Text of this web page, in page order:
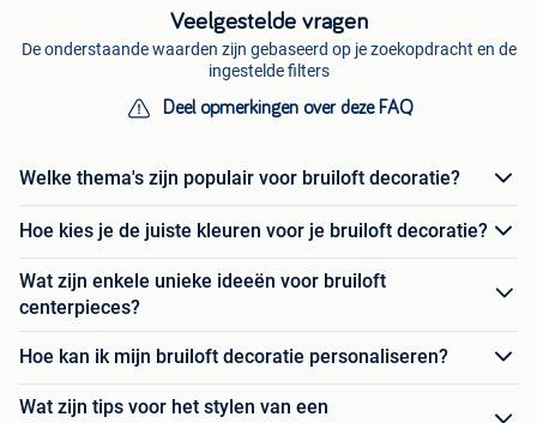
Veelgestelde vragen
De onderstaande waarden zijn gebaseerd op je zoekopdracht en de
ingestelde filters
Deel opmerkingen over deze FAQ
Welke thema's zijn populair voor bruiloft decoratie?
Hoe kies je de juiste kleuren voor je bruiloft decoratie?
Wat zijn enkele unieke ideeën voor bruiloft
centerpieces?
Hoe kan ik mijn bruiloft decoratie personaliseren?
Wat zijn tips voor het stylen van een